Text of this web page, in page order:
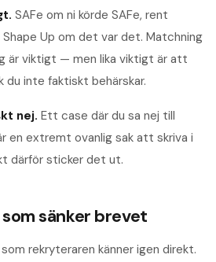
. SAFe om ni körde SAFe, rent
Up om det var det. Matchning
är viktigt — men lika viktigt är att
du inte faktiskt behärskar.
nej. Ett case där du sa nej till
en extremt ovanlig sak att skriva i
därför sticker det ut.
sänker brevet
rekryteraren känner igen direkt.